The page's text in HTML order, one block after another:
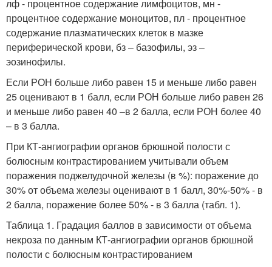
лф - процентное содержание лимфоцитов, мн -
процентное содержание моноцитов, пл - процентное
содержание плазматических клеток в мазке
периферической крови, бз – базофилы, эз –
эозинофилы.
Если РОН больше либо равен 15 и меньше либо равен
25 оценивают в 1 балл, если РОН больше либо равен 26
и меньше либо равен 40 –в 2 балла, если РОН более 40
– в 3 балла.
При КТ-ангиографии органов брюшной полости с
болюсным контрастированием учитывали объем
поражения поджелудочной железы (в %): поражение до
30% от объема железы оценивают в 1 балл, 30%-50% - в
2 балла, поражение более 50% - в 3 балла (табл. 1).
Таблица 1. Градация баллов в зависимости от объема
некроза по данным КТ-ангиографии органов брюшной
полости с болюсным контрастированием